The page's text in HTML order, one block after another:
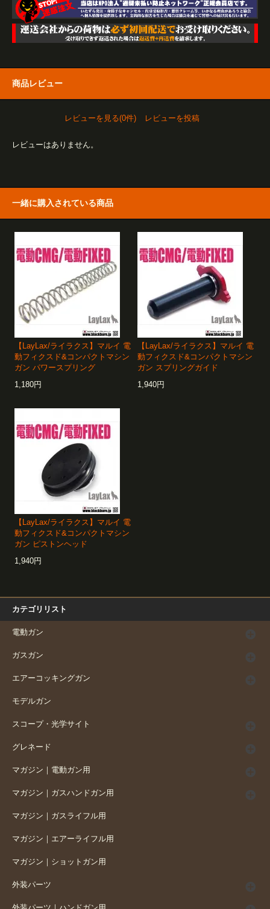
商品レビュー
レビューを見る(0件) レビューを投稿
レビューはありません。
一緒に購入されている商品
【LayLax/ライラクス】マルイ 電
動フィクスド&コンパクトマシン
ガン パワースプリング
1,180円
【LayLax/ライラクス】マルイ 電
動フィクスド&コンパクトマシン
ガン スプリングガイド
1,940円
【LayLax/ライラクス】マルイ 電
動フィクスド&コンパクトマシン
ガン ピストンヘッド
1,940円
カテゴリリスト
電動ガン
ガスガン
エアーコッキングガン
モデルガン
スコープ・光学サイト
グレネード
マガジン｜電動ガン用
マガジン｜ガスハンドガン用
マガジン｜ガスライフル用
マガジン｜エアーライフル用
マガジン｜ショットガン用
外装パーツ